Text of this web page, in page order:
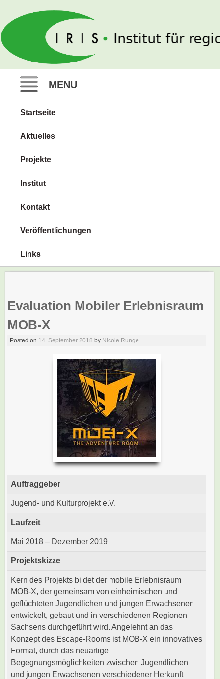
IRIS e. V.
MENU
Zum
springen
Startseite
Aktuelles
Projekte
Institut
Kontakt
Veröffentlichungen
Links
Evaluation Mobiler Erlebnisraum
MOB-X
Posted on 14. September 2018 by Nicole Runge
Auftraggeber
Jugend- und Kulturprojekt e.V.
Laufzeit
Mai 2018 – Dezember 2019
Projektskizze
Kern des Projekts bildet der mobile Erlebnisraum
MOB-X, der gemeinsam von einheimischen und
geflüchteten Jugendlichen und jungen Erwachsenen
entwickelt, gebaut und in verschiedenen Regionen
Sachsens durchgeführt wird. Angelehnt an das
Konzept des Escape-Rooms ist MOB-X ein innovatives
Format, durch das neuartige
Begegnungsmöglichkeiten zwischen Jugendlichen
und jungen Erwachsenen verschiedener Herkunft